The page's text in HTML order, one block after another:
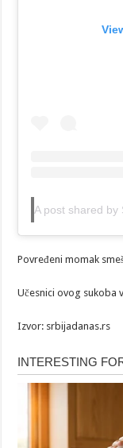
Povređeni momak
Učesnici ovog sukoba
Izvor: srbijadanas.rs